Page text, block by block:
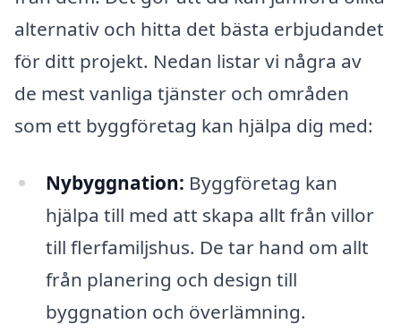
alternativ och hitta det bästa erbjudandet
för ditt projekt. Nedan listar vi några av
de mest vanliga tjänster och områden
som ett byggföretag kan hjälpa dig med:
Nybyggnation: Byggföretag kan
hjälpa till med att skapa allt från villor
till flerfamiljshus. De tar hand om allt
från planering och design till
byggnation och överlämning.